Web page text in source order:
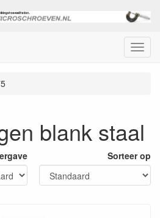
Menu
blank staal
Sorteer op